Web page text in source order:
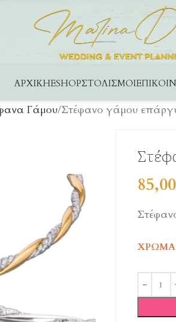
ΑΡΧΙΚΉESHOPΣΤΟΛΙΣΜΟΊ
Γάμου Στέφανο γάμου
85,00
ΧΡΏΜΑ